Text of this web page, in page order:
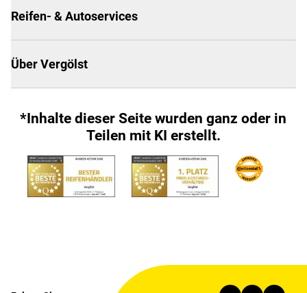
Reifen- & Autoservices
Über Vergölst
*Inhalte dieser Seite wurden ganz oder in
Teilen mit KI erstellt.